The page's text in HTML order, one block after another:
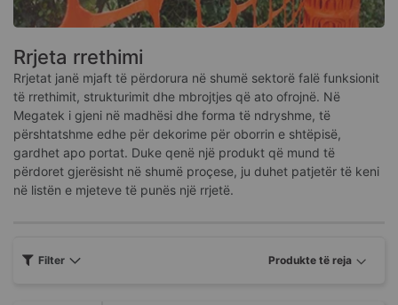
Rrjeta rrethimi
Rrjetat janë mjaft të përdorura në shumë sektorë falë funksionit
të rrethimit, strukturimit dhe mbrojtjes që ato ofrojnë. Në
Megatek i gjeni në madhësi dhe forma të ndryshme, të
përshtatshme edhe për dekorime për oborrin e shtëpisë,
gardhet apo portat. Duke qenë një produkt që mund të
përdoret gjerësisht në shumë proçese, ju duhet patjetër të keni
në listën e mjeteve të punës një rrjetë.
Filter